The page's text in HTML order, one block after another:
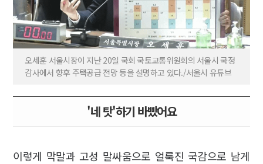
오세훈 서울시장이 지난 20일 국회 국토교통위원회의 서울시 국정
감사에서 향후 주택공급 전망 등을 설명하고 있다./서울시 유튜브
'네 탓'하기 바빴어요
이렇게 막말과 고성 말싸움으로 얼룩진 국감으로 남게